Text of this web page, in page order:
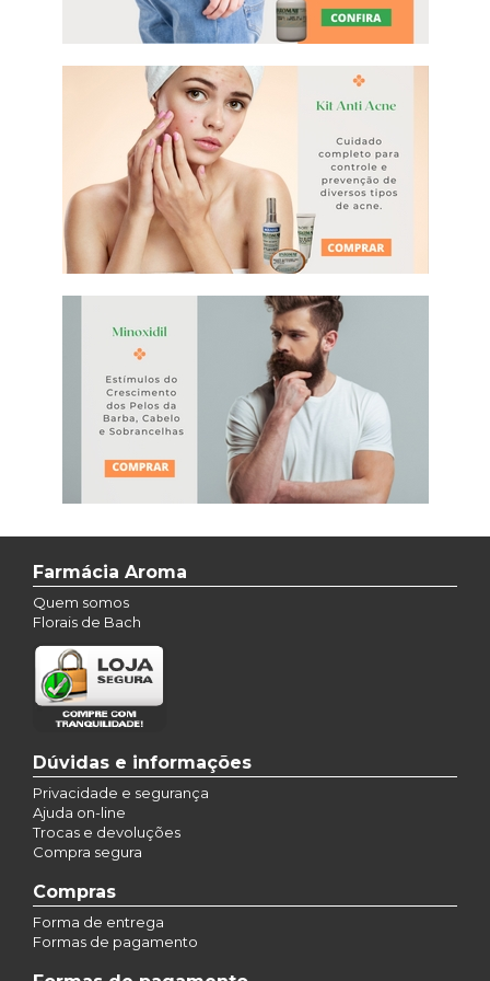
Farmácia Aroma
Quem somos
Florais de Bach
Dúvidas e informações
Privacidade e segurança
Ajuda on-line
Trocas e devoluções
Compra segura
Compras
Forma de entrega
Formas de pagamento